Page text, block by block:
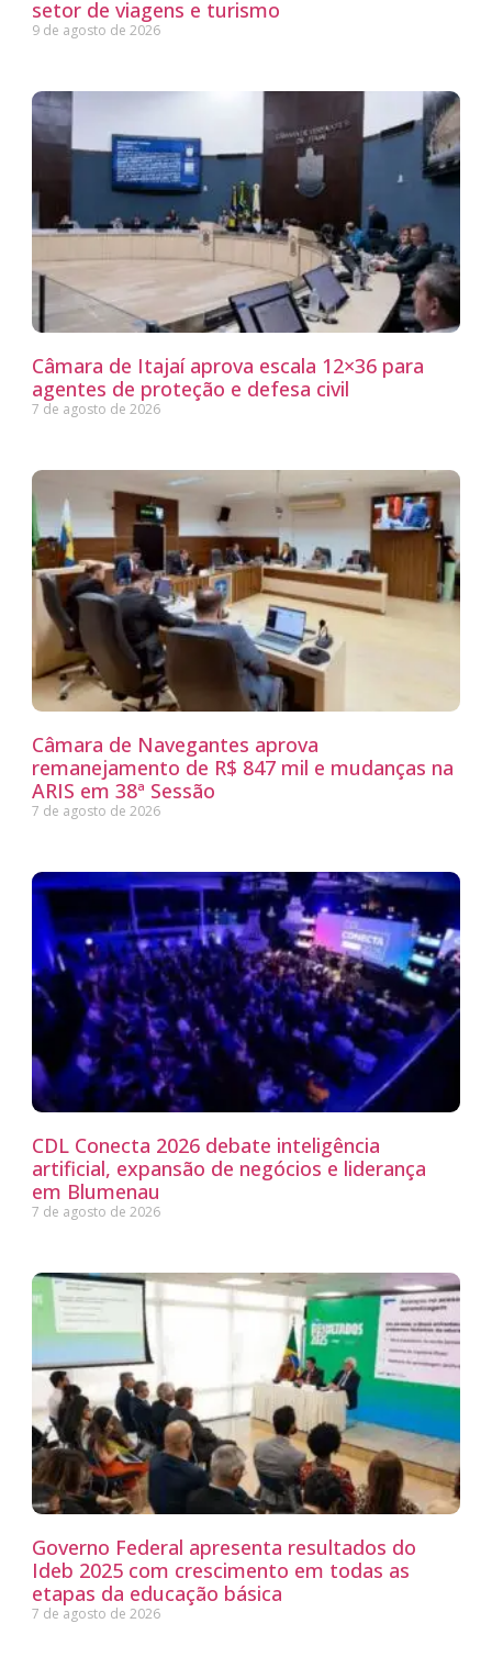
setor de viagens e turismo
9 de agosto de 2026
Câmara de Itajaí aprova escala 12×36 para
agentes de proteção e defesa civil
7 de agosto de 2026
Câmara de Navegantes aprova
remanejamento de R$ 847 mil e mudanças na
ARIS em 38ª Sessão
7 de agosto de 2026
CDL Conecta 2026 debate inteligência
artificial, expansão de negócios e liderança
em Blumenau
7 de agosto de 2026
Governo Federal apresenta resultados do
Ideb 2025 com crescimento em todas as
etapas da educação básica
7 de agosto de 2026